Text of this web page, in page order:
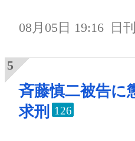
08月05日 19:16 日
斉藤慎二被告に
求刑
126